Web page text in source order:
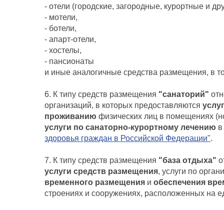
- отели (городские, загородные, курортные и
- мотели,
- ботели,
- апарт-отели,
- хостелы,
- пансионаты
и иные аналогичные средства размещения, в
6. К типу средств размещения "санаторий"
организаций, в которых предоставляются
проживанию физических лиц в помещениях
услуги по санаторно-курортному лечению
здоровья граждан в Российской Федерации".
7. К типу средств размещения "база отдыха"
услуги средств размещения, услуги по
временного размещения и обеспечения
строениях и сооружениях, расположенных на